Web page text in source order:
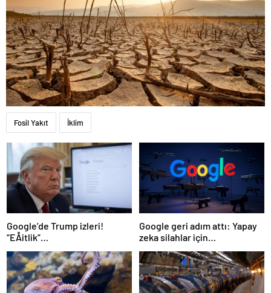
Fosil Yakıt İklim
Google’de Trump izleri!
“EÅitlik”
ilkesiÂ rafaÂ kaldÄ±rÄ±lÄ±yor,
iÅe alÄ±m sÃ¼reci deÄiÅiyor
Google geri adım attı: Yapay
zeka silahlar için
kullanılabilecek